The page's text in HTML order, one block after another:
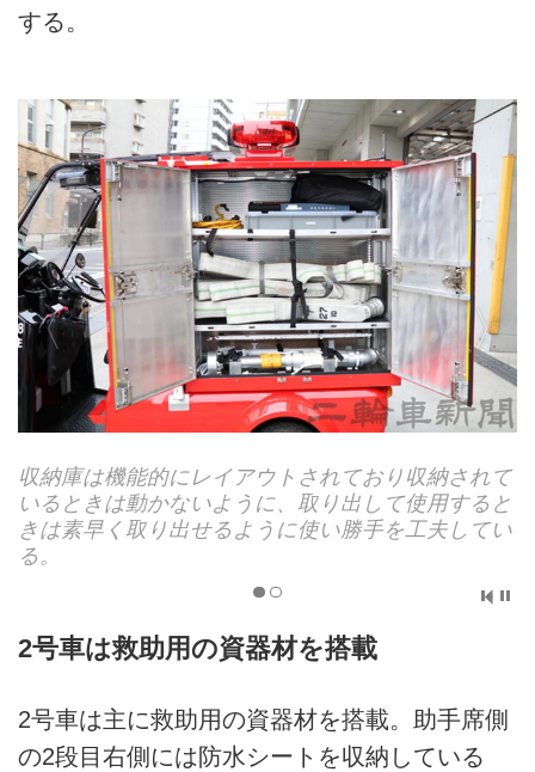
する。
的にレイアウトされており収納されて
かないように、取り出して使用すると
り出せるように使い勝手を工夫してい
運転席側の収
れている。上
ヘルメットが
2号車は救助用の資器材を搭載
2号車は主に救助用の資器材を搭載。助手席側
の2段目右側には防水シートを収納している